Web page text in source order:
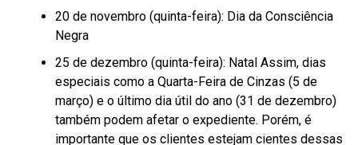
20 de novembro (quinta-feira): Dia da Consciência
Negra
25 de dezembro (quinta-feira): Natal Assim, dias
especiais como a Quarta-Feira de Cinzas (5 de
março) e o último dia útil do ano (31 de dezembro)
também podem afetar o expediente. Porém, é
importante que os clientes estejam cientes dessas